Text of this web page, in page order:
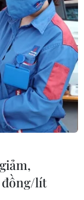
các hoạt động
chính quyền
nhôm nhập
đồng/lít